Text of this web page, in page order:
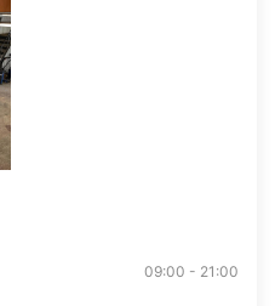
09:00 - 21:00